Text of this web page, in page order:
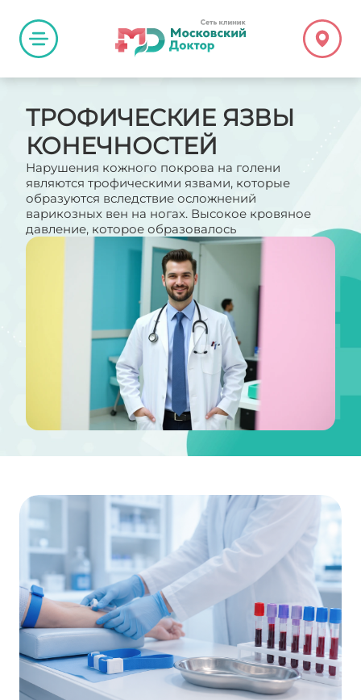
ТРОФИЧЕСКИЕ ЯЗВЫ
КОНЕЧНОСТЕЙ
Нарушения кожного покрова на голени
являются трофическими язвами, которые
образуются вследствие осложнений
варикозных вен на ногах. Высокое кровяное
давление, которое образовалось